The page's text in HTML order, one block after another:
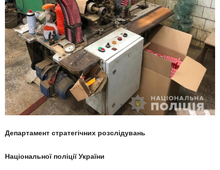
Департамент стратегічних розслідувань
Національної поліції України